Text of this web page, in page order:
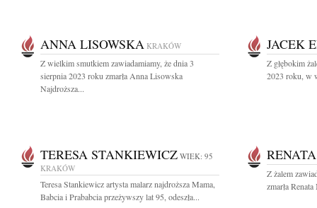
ANNA LISOWSKA KRAKÓW
Z wielkim smutkiem zawiadamiamy, że dnia 3
sierpnia 2023 roku zmarła Anna Lisowska
Najdroższa...
JACEK
Z głębokim
2023 roku, w
TERESA STANKIEWICZ WIEK: 95
KRAKÓW
Teresa Stankiewicz artysta malarz najdroższa Mama,
Babcia i Prababcia przeżywszy lat 95, odeszła...
Z żalem
zmarła